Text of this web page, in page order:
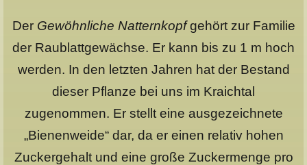
Der Gewöhnliche Natternkopf gehört zur Familie
der Raublattgewächse. Er kann bis zu 1 m hoch
werden. In den letzten Jahren hat der Bestand
dieser Pflanze bei uns im Kraichtal
zugenommen. Er stellt eine ausgezeichnete
„Bienenweide“ dar, da er einen relativ hohen
Zuckergehalt und eine große Zuckermenge pro